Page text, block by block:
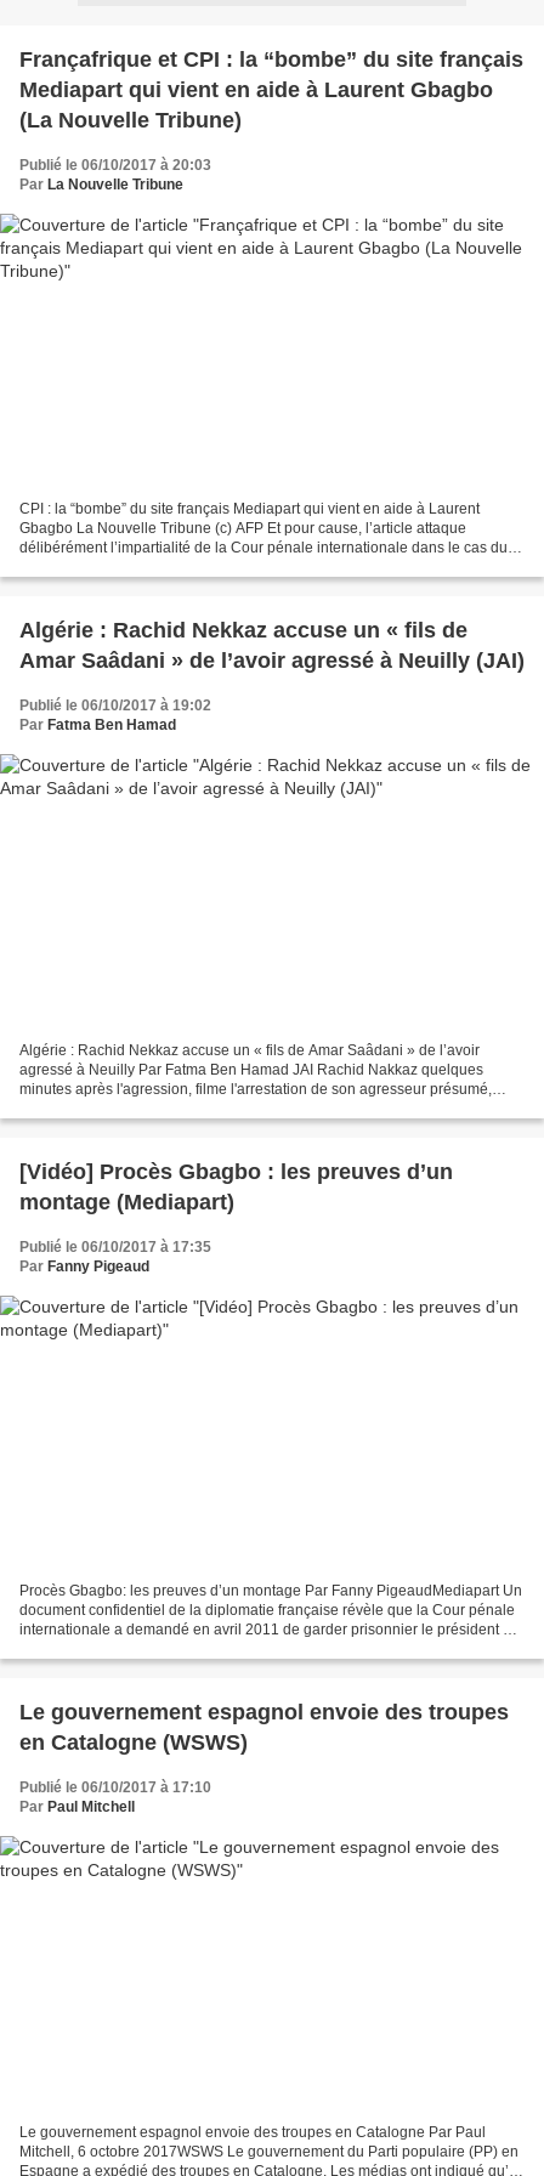
Françafrique et CPI : la “bombe” du site français
Mediapart qui vient en aide à Laurent Gbagbo
(La Nouvelle Tribune)
Publié le 06/10/2017 à 20:03
Par La Nouvelle Tribune
CPI : la “bombe” du site français Mediapart qui vient en aide à Laurent
Gbagbo La Nouvelle Tribune (c) AFP Et pour cause, l’article attaque
délibérément l’impartialité de la Cour pénale internationale dans le cas du
Algérie : Rachid Nekkaz accuse un « fils de
Amar Saâdani » de l’avoir agressé à Neuilly (JAI)
Publié le 06/10/2017 à 19:02
Par Fatma Ben Hamad
Algérie : Rachid Nekkaz accuse un « fils de Amar Saâdani » de l’avoir
agressé à Neuilly Par Fatma Ben Hamad JAI Rachid Nakkaz quelques
minutes après l'agression, filme l'arrestation de son agresseur présumé,
[Vidéo] Procès Gbagbo : les preuves d’un
montage (Mediapart)
Publié le 06/10/2017 à 17:35
Par Fanny Pigeaud
Procès Gbagbo: les preuves d’un montage Par Fanny PigeaudMediapart Un
document confidentiel de la diplomatie française révèle que la Cour pénale
internationale a demandé en avril 2011 de garder prisonnier le président de
Le gouvernement espagnol envoie des troupes
en Catalogne (WSWS)
Publié le 06/10/2017 à 17:10
Par Paul Mitchell
Le gouvernement espagnol envoie des troupes en Catalogne Par Paul
Mitchell, 6 octobre 2017WSWS Le gouvernement du Parti populaire (PP) en
Espagne a expédié des troupes en Catalogne. Les médias ont indiqué qu’il